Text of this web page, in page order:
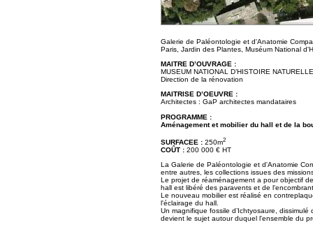
Galerie de Paléontologie et d'Anatomie
Paris, Jardin des Plantes, Muséum National
MAITRE D’OUVRAGE :
MUSEUM NATIONAL D’HISTOIRE NATURELLE
Direction de la rénovation
MAITRISE D’OEUVRE :
Architectes : GaP architectes mandataires
PROGRAMME :
Aménagement et mobilier du hall et de la
SURFACEE : 250m2
COÛT : 200 000 € HT
La Galerie de Paléontologie et d'Anatomie
entre autres, les collections issues des
Le projet de réaménagement a pour objectif
hall est libéré des paravents et de
Le nouveau mobilier est réalisé en
l'éclairage du hall.
Un magnifique fossile d’Ichtyosaure,
devient le sujet autour duquel l'ensemble du